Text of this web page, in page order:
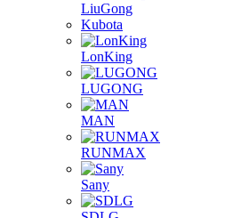
LiuGong
Kubota
LonKing
LUGONG
MAN
RUNMAX
Sany